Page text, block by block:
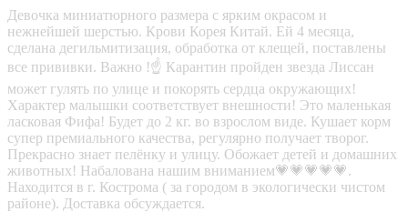
Девочка миниатюрного размера с ярким окрасом и
нежнейшей шерстью. Крови Корея Китай. Ей 4 месяца,
сделана дегильмитизация, обработка от клещей, поставлены
все прививки. Важно !☝️ Карантин пройден звезда Лиссан
может гулять по улице и покорять сердца окружающих!
Характер малышки соответствует внешности! Это маленькая
ласковая Фифа! Будет до 2 кг. во взрослом виде. Кушает корм
супер премиального качества, регулярно получает творог.
Прекрасно знает пелёнку и улицу. Обожает детей и домашних
животных! Набалована нашим вниманием💗💗💗💗💗.
Находится в г. Кострома ( за городом в экологически чистом
районе). Доставка обсуждается.